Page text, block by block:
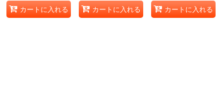
カートに入れる カートに入れる カートに入れる